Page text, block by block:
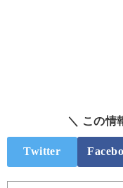
＼ この情
Twitter